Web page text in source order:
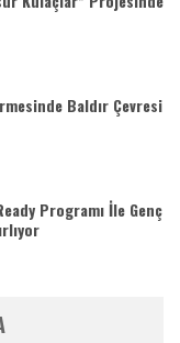
Baldır Çevresi
Programı İle Genç